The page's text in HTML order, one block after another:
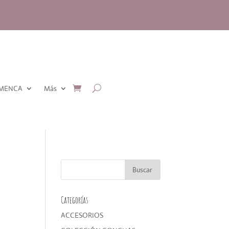
Más
Categorías
ACCESORIOS